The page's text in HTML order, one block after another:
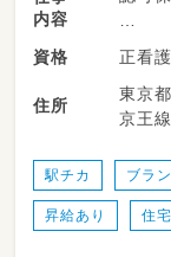
内容
・0
・園児
・園
・急
・け
・定期
・日
資格 正看
住所
東京都調
京王線
駅チカ ブラ
昇給あり 住